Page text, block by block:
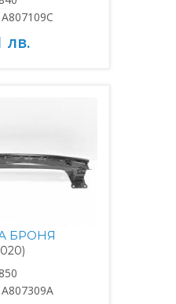
лв.
БРОНЯ